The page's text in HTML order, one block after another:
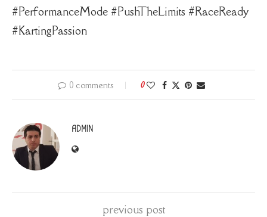
#PerformanceMode #PushTheLimits #RaceReady
#KartingPassion
0 comments 0
ADMIN
previous post